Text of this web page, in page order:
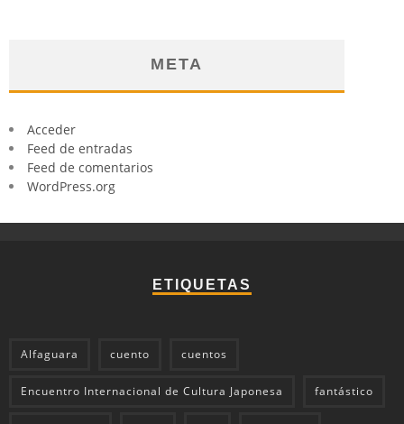
META
Acceder
Feed de entradas
Feed de comentarios
WordPress.org
ETIQUETAS
Alfaguara cuento cuentos
Encuentro Internacional de Cultura Japonesa fantástico